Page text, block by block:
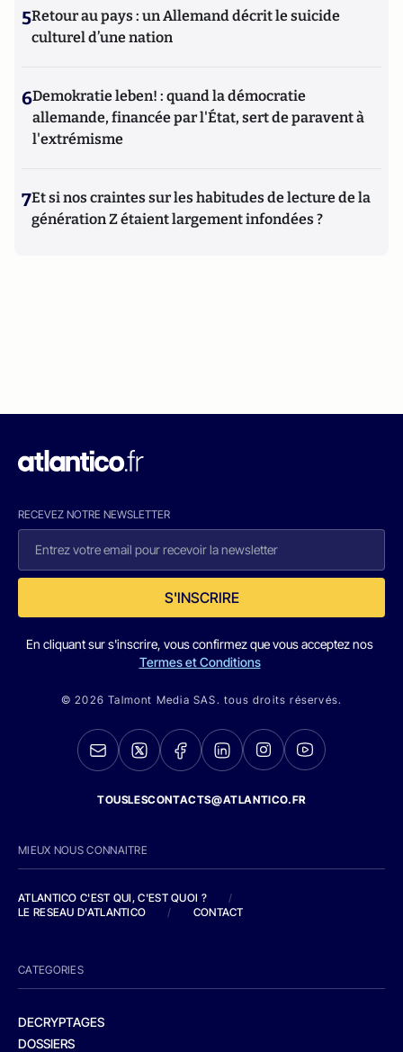
5Retour au pays : un Allemand décrit le suicide
culturel d’une nation
6Demokratie leben! : quand la démocratie
allemande, financée par l'État, sert de paravent à
l'extrémisme
7Et si nos craintes sur les habitudes de lecture de la
génération Z étaient largement infondées ?
RECEVEZ NOTRE NEWSLETTER
S'INSCRIRE
En cliquant sur s'inscrire, vous confirmez que vous acceptez nos
Termes et Conditions
© 2026 Talmont Media SAS. tous droits réservés.
TOUSLESCONTACTS@ATLANTICO.FR
MIEUX NOUS CONNAITRE
ATLANTICO C'EST QUI, C'EST QUOI ?
/
LE RESEAU D'ATLANTICO
/ CONTACT
CATEGORIES
DECRYPTAGES
DOSSIERS